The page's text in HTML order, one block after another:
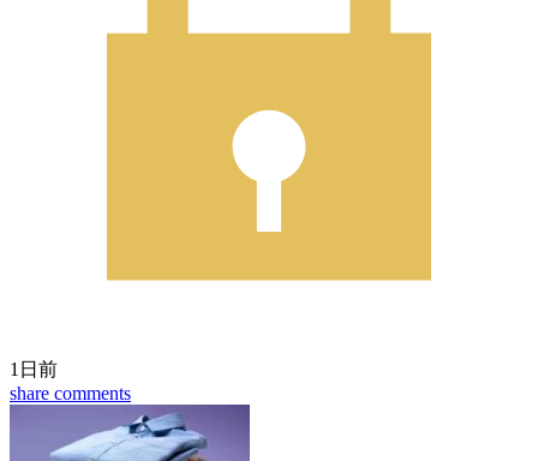
1日前
share comments